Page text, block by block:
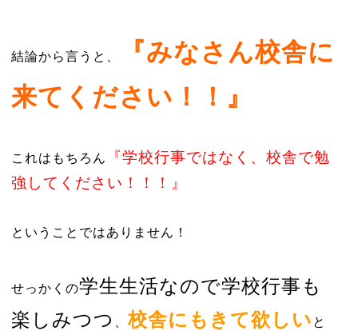
結論から言うと、
『みなさん校舎に
来てください！！』
これはもちろん
『学校行事ではなく、校舎で勉
強してください！！！』
ということではありません！
せっかくの学生生活なので学校行事も
楽しみつつ
、校舎にもきて欲しい と